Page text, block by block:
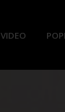
VIDEO